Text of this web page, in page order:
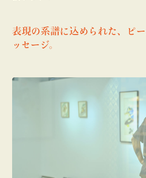
表現の系譜に込められた、ピ
ッセージ。